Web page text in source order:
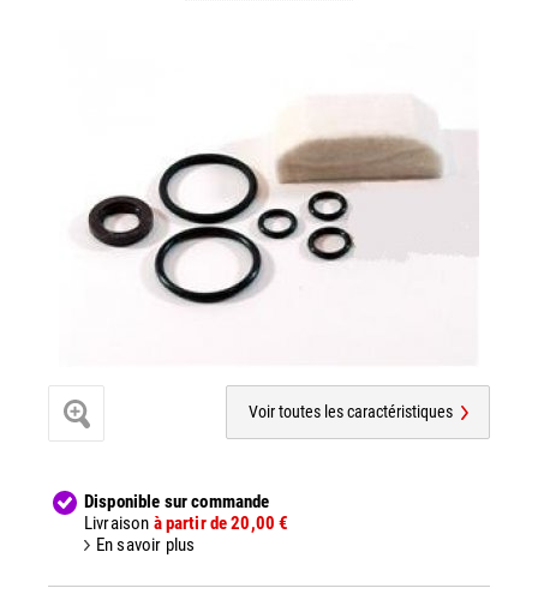
Voir toutes les caractéristiques
Disponible sur commande
Livraison à partir de 20,00 €
En savoir plus